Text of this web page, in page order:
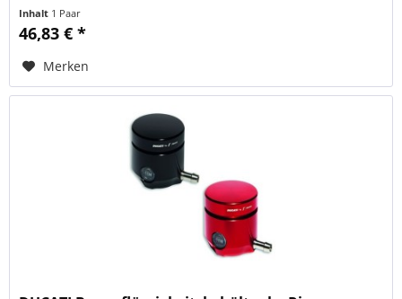
Inhalt 1 Paar
46,83 € *
Merken